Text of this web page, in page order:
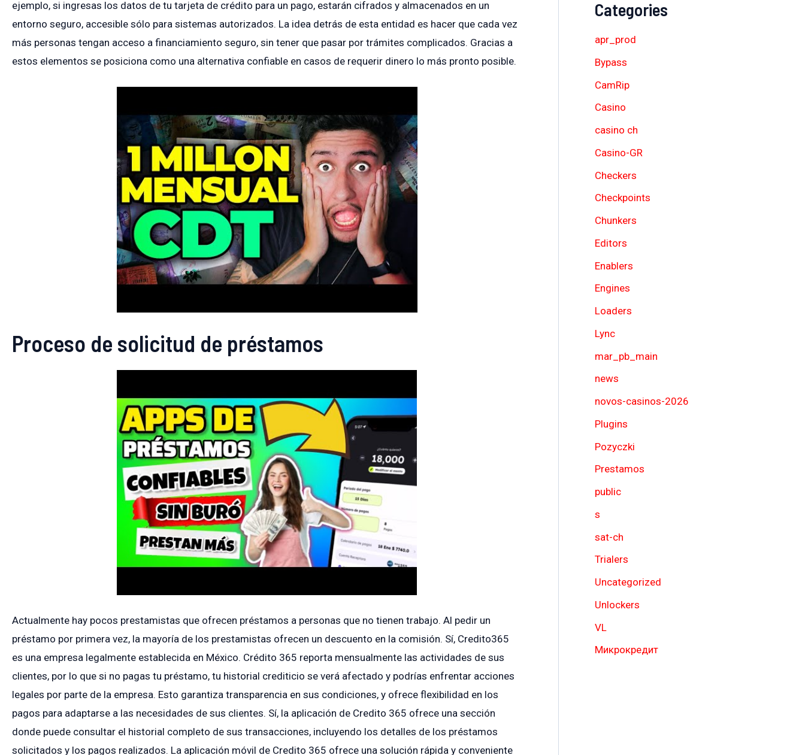
ejemplo, si ingresas los datos de tu tarjeta de crédito para un pago, estarán cifrados y almacenados en un
entorno seguro, accesible sólo para sistemas autorizados. La idea detrás de esta entidad es hacer que cada vez
más personas tengan acceso a financiamiento seguro, sin tener que pasar por trámites complicados. Gracias a
estos elementos se posiciona como una alternativa confiable en casos de requerir dinero lo más pronto posible.
Proceso de solicitud de préstamos
Actualmente hay pocos prestamistas que ofrecen préstamos a personas que no tienen trabajo. Al pedir un
préstamo por primera vez, la mayoría de los prestamistas ofrecen un descuento en la comisión. Sí, Credito365
es una empresa legalmente establecida en México. Crédito 365 reporta mensualmente las actividades de sus
clientes, por lo que si no pagas tu préstamo, tu historial crediticio se verá afectado y podrías enfrentar acciones
legales por parte de la empresa. Esto garantiza transparencia en sus condiciones, y ofrece flexibilidad en los
pagos para adaptarse a las necesidades de sus clientes. Sí, la aplicación de Credito 365 ofrece una sección
donde puede consultar el historial completo de sus transacciones, incluyendo los detalles de los préstamos
solicitados y los pagos realizados. La aplicación móvil de Credito 365 ofrece una solución rápida y conveniente
Categories
apr_prod
Bypass
CamRip
Casino
casino ch
Casino-GR
Checkers
Checkpoints
Chunkers
Editors
Enablers
Engines
Loaders
Lync
mar_pb_main
news
novos-casinos-2026
Plugins
Pozyczki
Prestamos
public
s
sat-ch
Trialers
Uncategorized
Unlockers
VL
Микрокредит